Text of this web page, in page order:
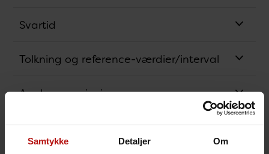
Samtykke Detaljer Om
Svartid
Tolkning og reference-værdier/interval
Analysens princip
Bestillingskode